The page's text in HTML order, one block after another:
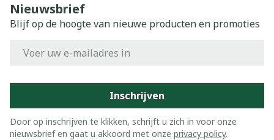
Nieuwsbrief
Blijf op de hoogte van nieuwe producten en promoties
Inschrijven
Door op inschrijven te klikken, schrijft u zich in voor onze
nieuwsbrief en gaat u akkoord met onze privacy policy.